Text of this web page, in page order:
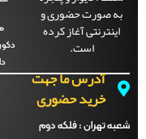
صورت حضوری و
اینترنتی آغاز کرده
دکوراسیون
آدرس ما جهت
خرید حضوری
تهران :فلکه دوم